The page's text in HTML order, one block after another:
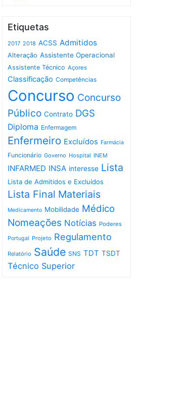
Etiquetas
2017 2018 ACSS Admitidos
Alteração Assistente Operacional
Assistente Técnico Açores
Classificação Competências
Concurso Concurso
Público Contrato DGS
Diploma Enfermagem
Enfermeiro Excluídos Farmácia
Funcionário Governo Hospital INEM
INFARMED INSA interesse Lista
Lista de Admitidos e Excluídos
Lista Final Materiais
Medicamento Mobilidade Médico
Nomeações Notícias Poderes
Portugal Projeto Regulamento
Relatório Saúde SNS TDT TSDT
Técnico Superior